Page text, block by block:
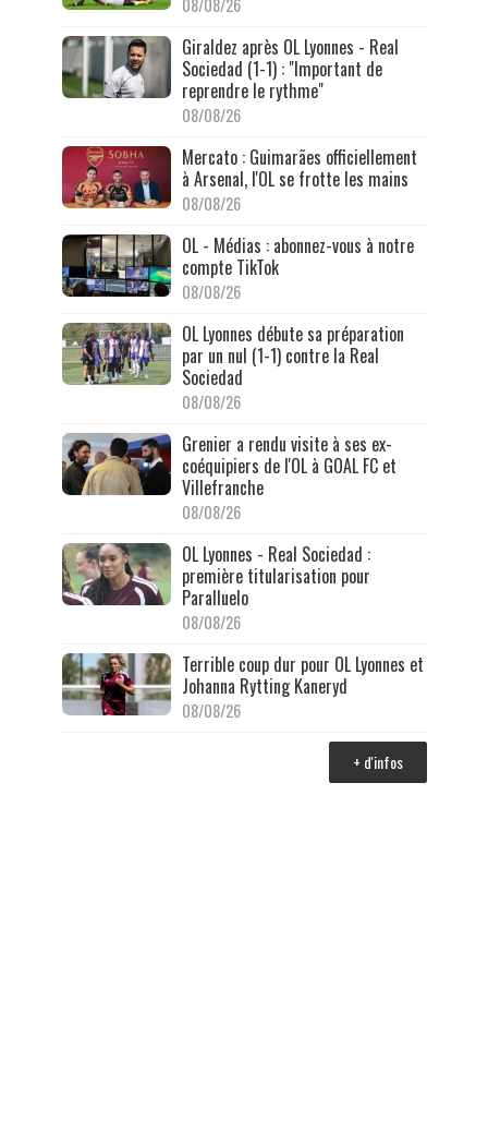
08/08/26
Giraldez après OL Lyonnes - Real
Sociedad (1-1) : "Important de
reprendre le rythme"
08/08/26
Mercato : Guimarães officiellement
à Arsenal, l'OL se frotte les mains
08/08/26
OL - Médias : abonnez-vous à notre
compte TikTok
08/08/26
OL Lyonnes débute sa préparation
par un nul (1-1) contre la Real
Sociedad
08/08/26
Grenier a rendu visite à ses ex-
coéquipiers de l'OL à GOAL FC et
Villefranche
08/08/26
OL Lyonnes - Real Sociedad :
première titularisation pour
Paralluelo
08/08/26
Terrible coup dur pour OL Lyonnes et
Johanna Rytting Kaneryd
08/08/26
+ d'infos